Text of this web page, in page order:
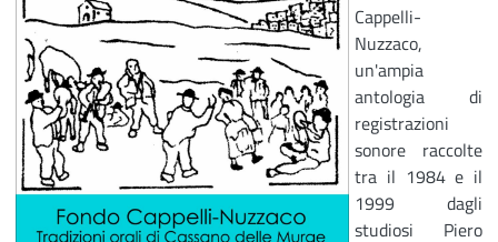
Cappelli-
Nuzzaco,
un'ampia
antologia di
registrazioni
sonore raccolte
tra il 1984 e il
1999 dagli
studiosi Piero